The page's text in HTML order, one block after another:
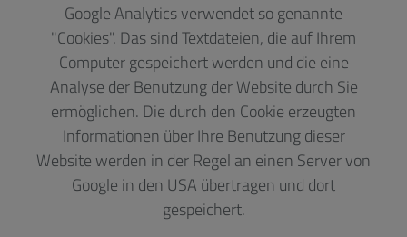
Google Analytics verwendet so genannte
"Cookies". Das sind Textdateien, die auf Ihrem
Computer gespeichert werden und die eine
Analyse der Benutzung der Website durch Sie
ermöglichen. Die durch den Cookie erzeugten
Informationen über Ihre Benutzung dieser
Website werden in der Regel an einen Server von
Google in den USA übertragen und dort
gespeichert.